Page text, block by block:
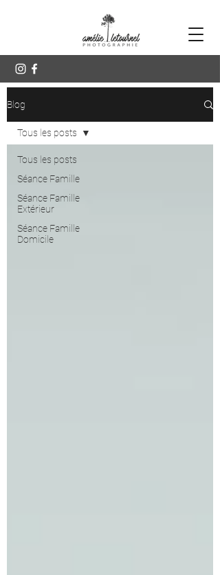
Blog
Tous les posts
Séance Famille
Séance Famille
Extérieur
Séance Famille
Domicile
Tous les posts